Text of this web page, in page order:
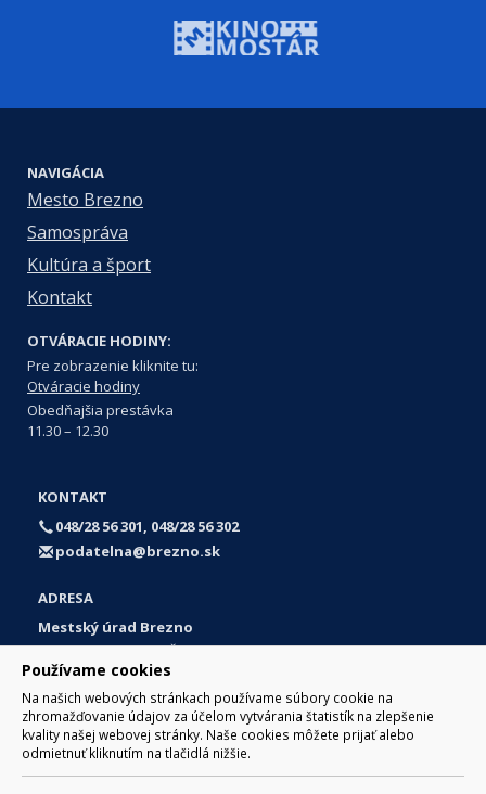
Používame cookies
Na našich webových stránkach používame súbory cookie na
zhromažďovanie údajov za účelom vytvárania štatistík na zlepšenie
kvality našej webovej stránky. Naše cookies môžete prijať alebo
odmietnuť kliknutím na tlačidlá nižšie.
NAVIGÁCIA
Mesto Brezno
Samospráva
Kultúra a šport
Kontakt
OTVÁRACIE HODINY:
Pre zobrazenie kliknite tu:
Otváracie hodiny
Obedňajšia prestávka
11.30 – 12.30
KONTAKT
048/28 56 301, 048/28 56 302
podatelna@brezno.sk
ADRESA
Mestský úrad Brezno
Námestie gen. M. R. Štefánika 1
977 01 Brezno
Slovakia (Slovak Republic)